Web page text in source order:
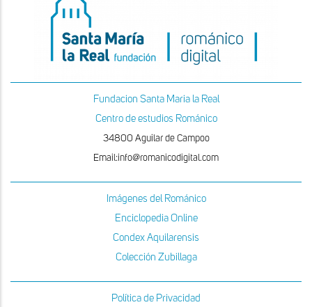
Fundacion Santa Maria la Real
Centro de estudios Románico
34800 Aguilar de Campoo
Email:info@romanicodigital.com
Imágenes del Románico
Enciclopedia Online
Condex Aquilarensis
Colección Zubillaga
Política de Privacidad